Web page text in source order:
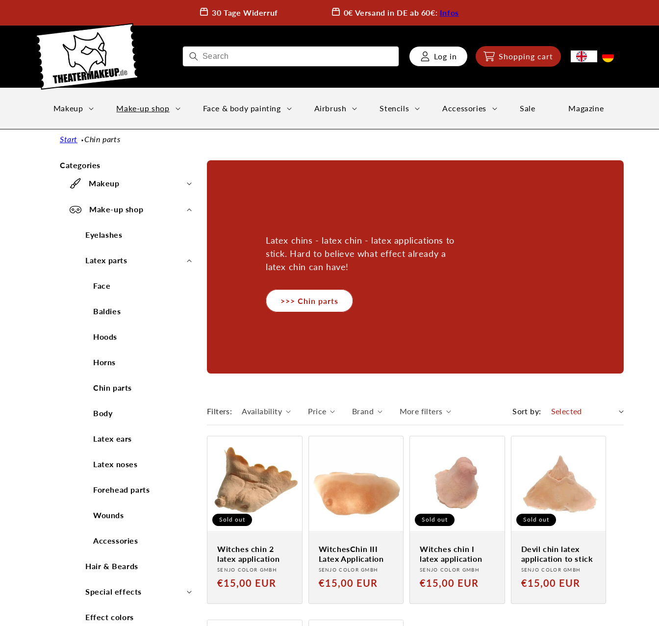
30 Tage Widerruf 0€ Versand in DE ab 60€: Infos
Log in Shopping cart
Makeup Make-up shop Face & body painting Airbrush Stencils Accessories Sale Magazine
Start Chin parts
Categories
Makeup
Make-up shop
Eyelashes
Latex parts
Face
Baldies
Hoods
Horns
Chin parts
Body
Latex ears
Latex noses
Forehead parts
Wounds
Accessories
Hair & Beards
Special effects
Effect colors
C
a
t
e
g
C
i
p
r
t
s
Latex chins - latex chin - latex applications to
stick. Hard to believe what effect already a
latex chin can have!
>>> Chin parts
Filters: Availability Price Brand More filters Sort by:
Sold out
Witches chin 2
latex application
Provider:
SENJO COLOR GMBH
Normal
€15,00 EUR
WitchesChin III
Latex Application
Provider:
SENJO COLOR GMBH
Normal
€15,00 EUR
Sold out
Witches chin I
latex application
Provider:
SENJO COLOR GMBH
Normal
€15,00 EUR
Sold out
Devil chin latex
application to stick
Provider:
SENJO COLOR GMBH
Normal
€15,00 EUR